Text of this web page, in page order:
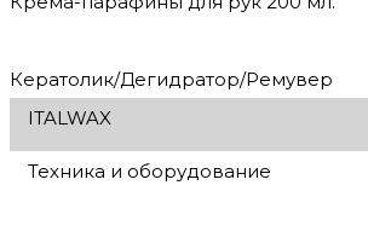
Кератолик/Дегидратор/Ремувер
ITALWAX
Техника и оборудование